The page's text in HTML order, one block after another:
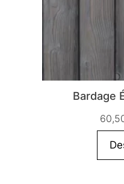
Bardage